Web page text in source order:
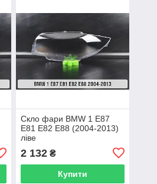
Скло фари BMW 1 E87
E81 E82 E88 (2004-2013)
ліве
2 132₴
Купити